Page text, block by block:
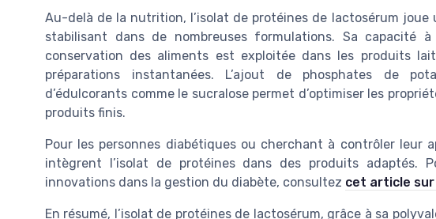
Au-delà de la nutrition, l’isolat de protéines de lactosérum joue
stabilisant dans de nombreuses formulations. Sa capacité
conservation des aliments est exploitée dans les produits
préparations instantanées. L’ajout de phosphates de
d’édulcorants comme le sucralose permet d’optimiser les
produits finis.
Pour les personnes diabétiques ou cherchant à contrôler leur
intègrent l’isolat de protéines dans des produits adaptés.
innovations dans la gestion du diabète, consultez cet article
En résumé, l’isolat de protéines de lactosérum, grâce à sa